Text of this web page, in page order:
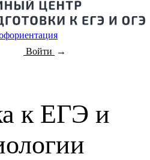
Войти
к ЕГЭ и